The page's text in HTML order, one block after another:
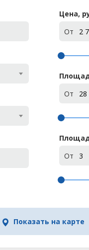
Цена,
От
От
От
Показать на карте